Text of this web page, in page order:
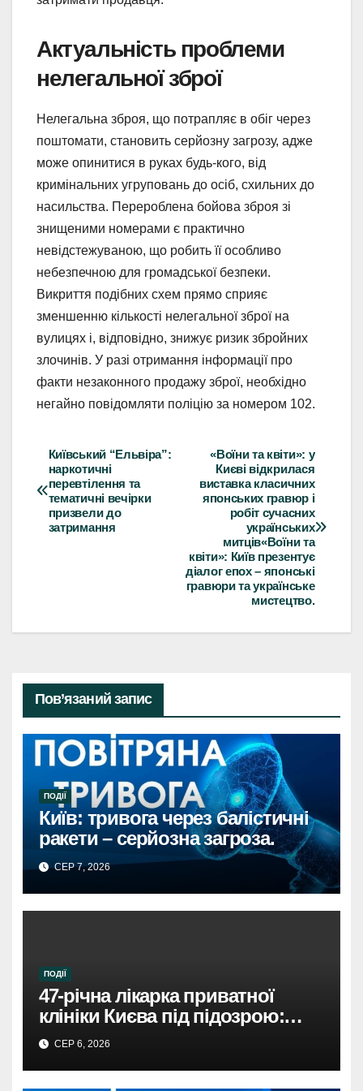
Актуальність проблеми
нелегальної зброї
Нелегальна зброя, що потрапляє в обіг через
поштомати, становить серйозну загрозу, адже
може опинитися в руках будь-кого, від
кримінальних угруповань до осіб, схильних до
насильства. Перероблена бойова зброя зі
знищеними номерами є практично
невідстежуваною, що робить її особливо
небезпечною для громадської безпеки.
Викриття подібних схем прямо сприяє
зменшенню кількості нелегальної зброї на
вулицях і, відповідно, знижує ризик збройних
злочинів. У разі отримання інформації про
факти незаконного продажу зброї, необхідно
негайно повідомляти поліцію за номером 102.
Навігація
записів
«Воїни та квіти»: у
Києві відкрилася
виставка класичних
японських гравюр і
робіт сучасних
українських
митців«Воїни та
квіти»: Київ презентує
діалог епох – японські
гравюри та українське
мистецтво.
Київський “Ельвіра”:
наркотичні
перевтілення та
тематичні вечірки
призвели до
затримання
Пов’язаний запис
ПОДІЇ
Київ: тривога через балістичні
ракети – серйозна загроза.
СЕР 7, 2026
ПОДІЇ
47-річна лікарка приватної
клініки Києва під підозрою:
недбалість поставила під
загрозу життя пацієнта
СЕР 6, 2026